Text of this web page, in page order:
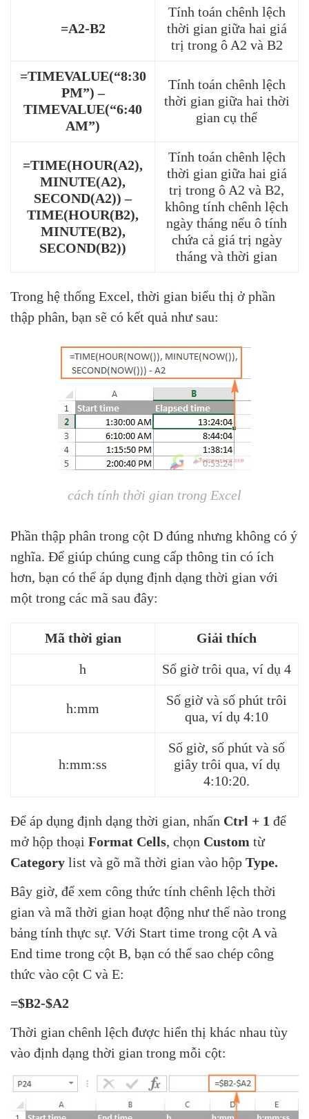
=A2-B2
Tính toán chênh lệch
thời gian giữa hai giá
trị trong ô A2 và B2
=TIMEVALUE(“8:30
PM”) –
TIMEVALUE(“6:40
AM”)
Tính toán chênh lệch
thời gian giữa hai thời
gian cụ thể
=TIME(HOUR(A2),
MINUTE(A2),
SECOND(A2)) –
TIME(HOUR(B2),
MINUTE(B2),
SECOND(B2))
Tính toán chênh lệch
thời gian giữa hai giá
trị trong ô A2 và B2,
không tính chênh lệch
ngày tháng nếu ô tính
chứa cả giá trị ngày
tháng và thời gian
Trong hệ thống Excel, thời gian biểu thị ở phần
thập phân, bạn sẽ có kết quả như sau:
cách tính thời gian trong Excel
Phần thập phân trong cột D đúng nhưng không có ý
nghĩa. Để giúp chúng cung cấp thông tin có ích
hơn, bạn có thể áp dụng định dạng thời gian với
một trong các mã sau đây:
Mã thời gian Giải thích
h Số giờ trôi qua, ví dụ 4
h:mm
Số giờ và số phút trôi
qua, ví dụ 4:10
h:mm:ss
Số giờ, số phút và số
giây trôi qua, ví dụ
4:10:20.
Để áp dụng định dạng thời gian, nhấn Ctrl + 1 để
mở hộp thoại Format Cells, chọn Custom từ
Category list và gõ mã thời gian vào hộp Type.
Bây giờ, để xem công thức tính chênh lệch thời
gian và mã thời gian hoạt động như thế nào trong
bảng tính thực sự. Với Start time trong cột A và
End time trong cột B, bạn có thể sao chép công
thức vào cột C và E:
=$B2-$A2
Thời gian chênh lệch được hiển thị khác nhau tùy
vào định dạng thời gian trong mỗi cột: